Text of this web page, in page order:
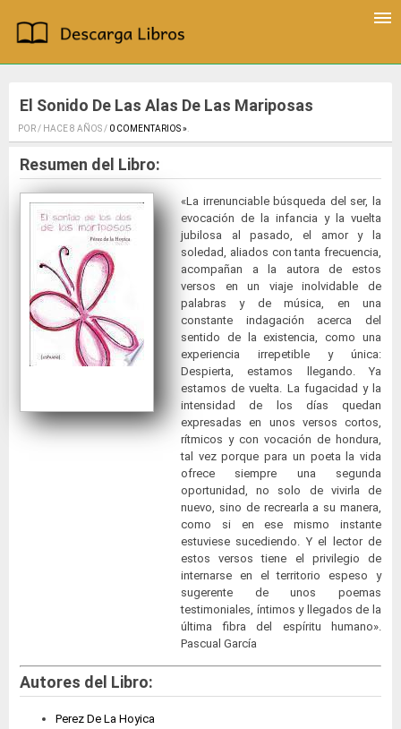
El Sonido De Las Alas De Las Mariposas
POR / HACE 8 AÑOS / 0 COMENTARIOS ».
Resumen del Libro:
«La irrenunciable búsqueda del ser, la
evocación de la infancia y la vuelta
jubilosa al pasado, el amor y la
soledad, aliados con tanta frecuencia,
acompañan a la autora de estos
versos en un viaje inolvidable de
palabras y de música, en una
constante indagación acerca del
sentido de la existencia, como una
experiencia irrepetible y única:
Despierta, estamos llegando. Ya
estamos de vuelta. La fugacidad y la
intensidad de los días quedan
expresadas en unos versos cortos,
rítmicos y con vocación de hondura,
tal vez porque para un poeta la vida
ofrece siempre una segunda
oportunidad, no solo de vivirla de
nuevo, sino de recrearla a su manera,
como si en ese mismo instante
estuviese sucediendo. Y el lector de
estos versos tiene el privilegio de
internarse en el territorio espeso y
sugerente de unos poemas
testimoniales, íntimos y llegados de la
última fibra del espíritu humano».
Pascual García
Autores del Libro:
Perez De La Hoyica